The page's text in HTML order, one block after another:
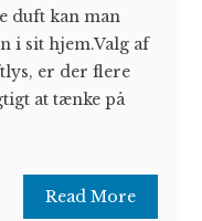
duft kan man
i sit hjem.Valg af
er der flere
at tænke på
Read More